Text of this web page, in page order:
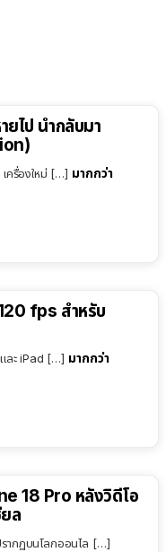
ไป นำกลับมา
ครื่องใหม่ […] มากกว่า
fps สำหรับ
และ iPad […] มากกว่า
18 Pro หลังวิดีโอ
ล
ากฏบนโลกออนไล […]